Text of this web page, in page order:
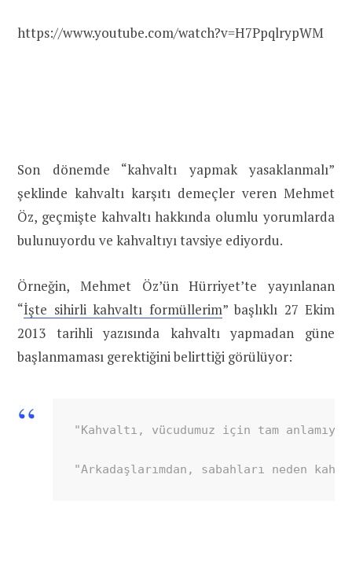
https://www.youtube.com/watch?v=H7PpqlrypWM
Son dönemde “kahvaltı yapmak yasaklanmalı”
şeklinde kahvaltı karşıtı demeçler veren Mehmet
Öz, geçmişte kahvaltı hakkında olumlu yorumlarda
bulunuyordu ve kahvaltıyı tavsiye ediyordu.
Örneğin, Mehmet Öz’ün Hürriyet’te yayınlanan
“İşte sihirli kahvaltı formüllerim” başlıklı 27 Ekim
2013 tarihli yazısında kahvaltı yapmadan güne
başlanmaması gerektiğini belirttiği görülüyor:
"Kahvaltı, vücudumuz için tam
"Arkadaşlarımdan, sabahları neden